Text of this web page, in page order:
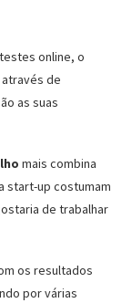
online, o
de
as suas
mais combina
start-up costumam
de trabalhar
os resultados
por várias